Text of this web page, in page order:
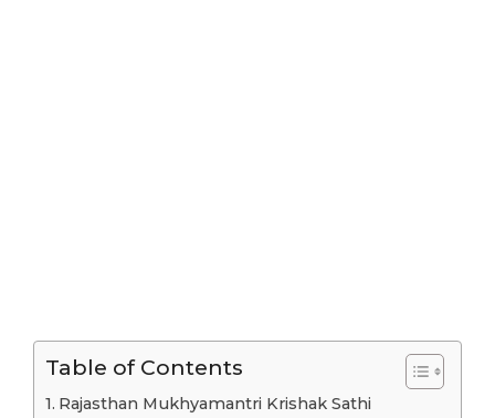
Table of Contents
Rajasthan Mukhyamantri Krishak Sathi